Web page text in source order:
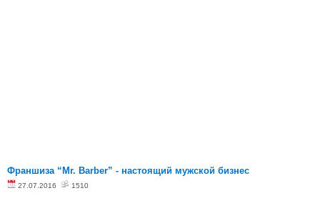
Франшиза “Mr. Barber” - настоящий мужской бизнес
27.07.2016 1510